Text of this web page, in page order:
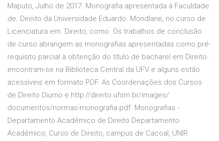
Maputo, Julho de 2017. Monografia apresentada à Faculdade
de. Direito da Universidade Eduardo. Mondlane, no curso de
Licenciatura em. Direito, como Os trabalhos de conclusão
de curso abrangem as monografias apresentadas como pré-
requisito parcial à obtenção do título de bacharel em Direito.
encontram-se na Biblioteca Central da UFV e alguns estão
acessíveis em formato PDF. As Coordenações dos Cursos
de Direito Diurno e http://direito.ufsm.br/images/
documentos/normas-monografia.pdf Monografias -
Departamento Acadêmico de Direito Departamento
Acadêmico, Curso de Direito, campus de Cacoal, UNIR.